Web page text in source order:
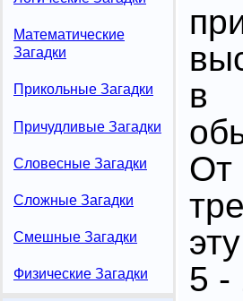
Математические
Загадки
Прикольные Загадки
Причудливые Загадки
Словесные Загадки
Сложные Загадки
Смешные Загадки
Физические Загадки
в
От
5 -